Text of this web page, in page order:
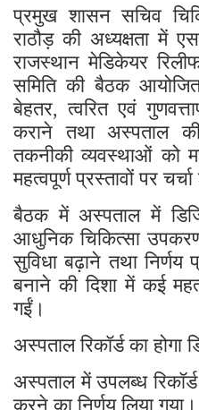
प्रमुख शासन सचिव
राठौड़ की अध्यक्षता में
राजस्थान मेडिकेयर
समिति की बैठक
बेहतर,त्वरित एवं
कराने तथा अस्पताल
तकनीकी व्यवस्थाओं को
महत्वपूर्ण प्रस्तावों पर
बैठक में अस्पताल में
आधुनिक चिकित्सा
सुविधा बढ़ाने तथा निर्णय
बनाने की दिशा में कई
गईं।
अस्पताल रिकॉर्ड का होगा
अस्पताल में उपलब्ध
करने का निर्णय लिया